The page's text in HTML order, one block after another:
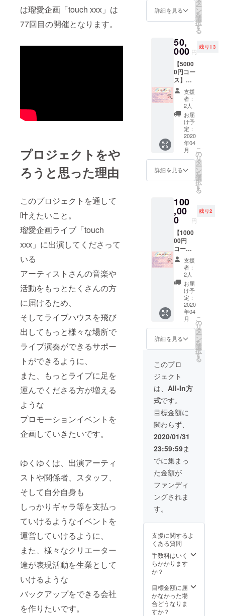
は瑠愛企画「touch xxx」は
77回目の開催となります。
プロジェクトをや
ろうと思った理由
このプロジェクトを通して
叶えたいこと。
瑠愛企画ライブ「touch
xxx」に出演してくださって
いる
アーティストさんの音楽や
活動をもっとたくさんの方
に届けるため、
そしてライブハウスを飛び
出してもっと様々な場所で
ライブ演奏ができるサポー
トができるように、
また、もっとライブに足を
運んでくださる方が増える
ような
プロモーションイベントを
企画していきたいです。
ゆくゆくは、出演アーティ
ストや関係者、スタッフ、
そして自分自身も
しっかりギャラ等を支払っ
ていけるようなイベントを
運営していけるように、
また、様々なクリエーター
達が表現活動を生業として
いけるような
バックアップをできる会社
を作りたいです。
イブチ
昼の
月 夜
の太
陽)※当
日料金
は3200
円
は黒
色、160
④CF
限定缶
バッジ
⑤活動
日誌閲
覧権！
(最低週
に1回、
進捗ご
報告・
限定活
動報
告)
⑥4/1 レ
コ発ラ
宿 真
昼の
月 夜
の太陽)
※当日料
金は
3200
円
⑦CDの
クレ
ジット
にお名
前記載
(備考欄
に希望
のお名
前、企
記をお
ます)
限定！
ポスト
カード
③CF限
定キャ
ンパス
ノート
（A5サ
イズ
リング
カラー
は黒
色、160
ペー
ジ）
④CF
限定缶
バッジ
(最低週
に1回、
進捗ご
報告・
限定活
動報
告)
⑥4/1 レ
コ発ラ
イブチ
ケット
(東新
宿 真
昼の
月 夜
の太
陽)※当
日料金
⑦CDの
クレ
ジット
にお名
前記載
(備考欄
に希望
のお名
前、企
業名な
どの表
記をお
願いし
ます)
⑧CF限
定Tシャ
ツ(デザ
楽しみ
に！)
詳細を見る
タ
ー
ン
を
選
択
す
る
50,
000 円
残り13
【5000
0円コー
ス】
①”touc
h more
music
vol.1"コ
ンピ
レー
ション
CD １枚
②クラ
ファン
限定！
ポスト
カード
③CF限
定キャ
ンパス
ノート
（A5サ
イズ
リング
カラー
は黒
色、160
ペー
ジ）
④CF限
定缶
バッジ
⑤活動
日誌閲
覧権！
(最低週
に1回、
進捗ご
報告・
限定活
動報
告)
⑥4/1 レ
コ発ラ
イブチ
ケット
(東新
宿 真
昼の
月 夜
の太
陽)※当
日料金
⑦CD
ジット
にお名
前記載
(備考欄
に希望
前、企
業名な
どの表
記をお
支援
者：
2人
お届
け予
定：
2020
年04
月
詳細を見る
こ
の
リ
タ
ー
ン
を
選
択
す
る
100
,00
0 円
残り2
【1000
00円
コー
ス】
①”touc
h more
music
vol.1"コ
ンピ
レー
ション
CD １枚
②クラ
ファン
限定！
ポスト
カード
６種類
③CF
限定
キャン
パス
ノート
（A5サ
イズ
リング
カラー
は黒
色、160
ペー
ジ）
④CF
限定缶
バッジ
覧権！
に1回、
進捗ご
報告・
限定活
動報
⑥4/1 レ
コ発ラ
イブチ
ケット
支援
者：
2人
お届
け予
定：
2020
年04
月
詳細を見る
こ
の
リ
タ
ー
ン
を
選
択
す
る
このプロ
ジェクト
は、 All-In方
式です。
目標金額に
関わらず、
2020/01/31
23:59:59ま
でに集まっ
た金額が
ファンディ
ングされま
す。
支援に関するよ
くある質問
手数料はいく
らかかります
か？
目標金額に届
かなかった場
合どうなりま
すか？